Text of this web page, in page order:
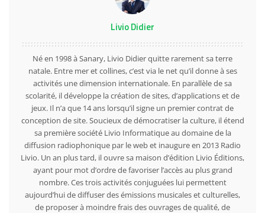
Livio Didier
Né en 1998 à Sanary, Livio Didier quitte rarement sa terre
natale. Entre mer et collines, c’est via le net qu’il donne à ses
activités une dimension internationale. En parallèle de sa
scolarité, il développe la création de sites, d’applications et de
jeux. Il n’a que 14 ans lorsqu’il signe un premier contrat de
conception de site. Soucieux de démocratiser la culture, il étend
sa première société Livio Informatique au domaine de la
diffusion radiophonique par le web et inaugure en 2013 Radio
Livio. Un an plus tard, il ouvre sa maison d’édition Livio Éditions,
ayant pour mot d’ordre de favoriser l’accès au plus grand
nombre. Ces trois activités conjuguées lui permettent
aujourd’hui de diffuser des émissions musicales et culturelles,
de proposer à moindre frais des ouvrages de qualité, de